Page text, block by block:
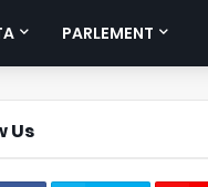
PARLEMENT
Us